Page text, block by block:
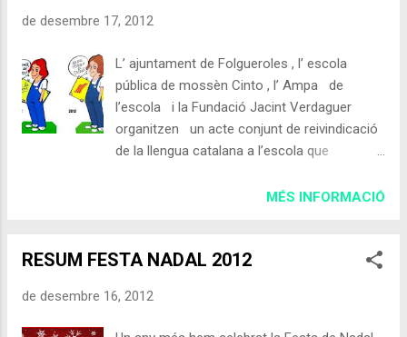
ha explicat que "l'acte reivindicatiu
que és el futur-, el museu -que és el passat-
i la plaça -que és l'espai públic-". Segons
Torrents, l'acte vol ser una resposta als
"continus atacs de l'Estat i a l'última reforma
de Wert". Font: 3cat24 (ACN)
de desembre 17, 2012
L’ ajuntament de Folgueroles , l’ escola
pública de mossèn Cinto , l’ Ampa de
l’escola i la Fundació Jacint Verdaguer
organitzen un acte conjunt de reivindicació
de la llengua catalana a l’escola que
unirà l’escola amb el museu Verdaguer i el
de ser el poble natal del poeta Jacint
la llengua en reconeixement del seu fill més
MÉS INFORMACIÓ
RESUM FESTA NADAL 2012
de desembre 16, 2012